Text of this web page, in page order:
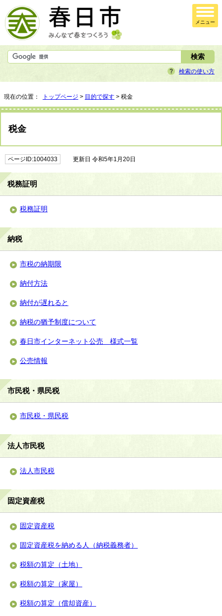
メニュー
検索の使い方
現在の位置： トップページ > 目的で探す > 税金
税金
ページID:1004033 更新日 令和5年1月20日
税務証明
税務証明
納税
市税の納期限
納付方法
納付が遅れると
納税の猶予制度について
春日市インターネット公売 様式一覧
公売情報
市民税・県民税
市民税・県民税
法人市民税
法人市民税
固定資産税
固定資産税
固定資産税を納める人（納税義務者）
税額の算定（土地）
税額の算定（家屋）
税額の算定（償却資産）